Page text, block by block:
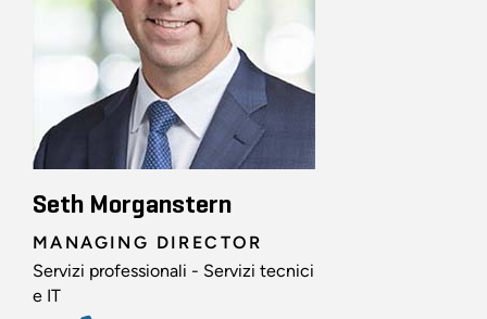
Seth Morganstern
MANAGING DIRECTOR
Servizi professionali - Servizi tecnici
e IT